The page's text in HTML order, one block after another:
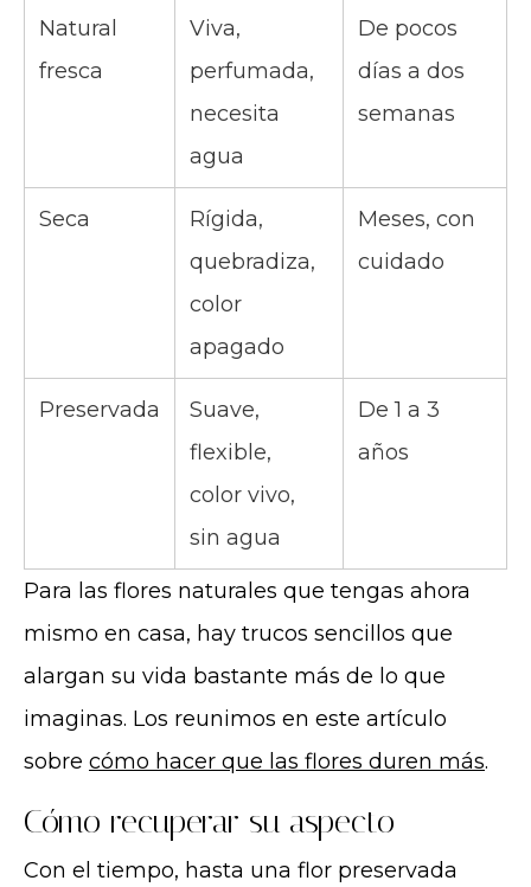
Natural
fresca
Viva,
perfumada,
necesita
agua
De pocos
días a dos
semanas
Seca
Rígida,
quebradiza,
color
apagado
Meses, con
cuidado
Preservada
Suave,
flexible,
color vivo,
sin agua
De 1 a 3
años
Para las flores naturales que tengas ahora
mismo en casa, hay trucos sencillos que
alargan su vida bastante más de lo que
imaginas. Los reunimos en este artículo
sobre cómo hacer que las flores duren más.
Cómo recuperar su aspecto
Con el tiempo, hasta una flor preservada